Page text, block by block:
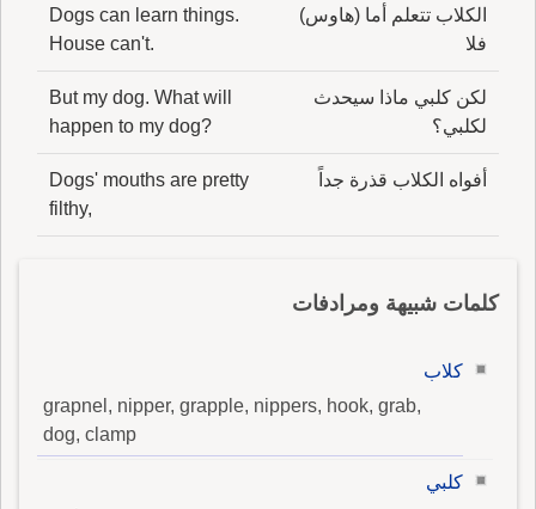
الكلاب تتعلم أما (هاوس)
فلا
Dogs can learn things.
House can't.
لكن كلبي ماذا سيحدث
لكلبي؟
But my dog. What will
happen to my dog?
أفواه الكلاب قذرة جداً
Dogs' mouths are pretty
filthy,
كلمات شبيهة ومرادفات
كلاب
grapnel, nipper, grapple, nippers, hook, grab,
dog, clamp
كلبي